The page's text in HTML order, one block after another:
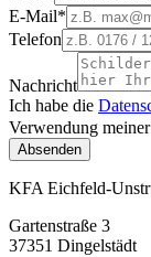
E-Mail*
Telefon
Nachricht
Ich habe die
Verwendung
Absenden
KFA Eichfeld-
Gartenstraße 3
37351 Dingelstädt